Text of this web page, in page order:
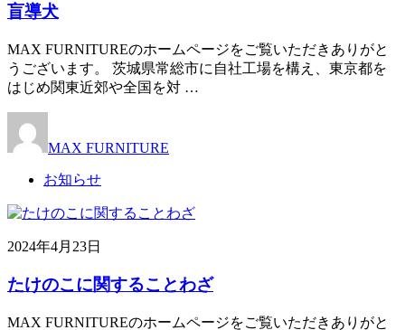
盲導犬
MAX FURNITUREのホームページをご覧いただきありがと
うございます。 茨城県常総市に自社工場を構え、東京都を
はじめ関東近郊や全国を対 …
MAX FURNITURE
お知らせ
2024年4月23日
たけのこに関することわざ
MAX FURNITUREのホームページをご覧いただきありがと